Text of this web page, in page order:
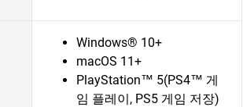
Windows® 10+
macOS 11+
PlayStation™ 5(PS4™ 게
임 플레이, PS5 게임 저장)